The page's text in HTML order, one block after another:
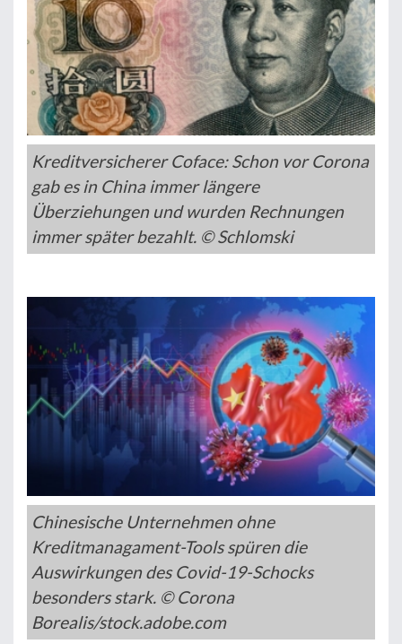
Kreditversicherer Coface: Schon vor Corona
gab es in China immer längere
Überziehungen und wurden Rechnungen
immer später bezahlt. © Schlomski
Chinesische Unternehmen ohne
Kreditmanagament-Tools spüren die
Auswirkungen des Covid-19-Schocks
besonders stark. © Corona
Borealis/stock.adobe.com